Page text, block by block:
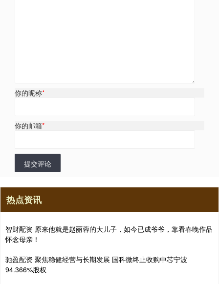
你的昵称*
你的邮箱*
提交评论
热点资讯
智财配资 原来他就是赵丽蓉的大儿子，如今已成爷爷，靠看春晚作品
怀念母亲！
驰盈配资 聚焦稳健经营与长期发展 国科微终止收购中芯宁波
94.366%股权